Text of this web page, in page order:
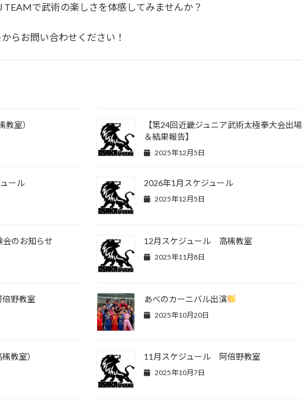
で武術の楽しさを体感してみませんか？
らお問い合わせください！
教室）
【第24回近畿ジュニア武術太極拳大会出場
＆結果報告】
2025年12月5日
ール 2026年1月スケジュール
2025年12月5日
会のお知らせ 12月スケジュール 高槻教室
2025年11月8日
野教室 あべのカーニバル出演
2025年10月20日
教室） 11月スケジュール 阿倍野教室
2025年10月7日